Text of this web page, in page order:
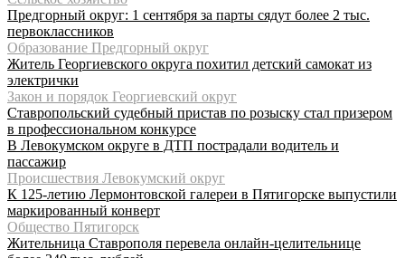
Предгорный округ: 1 сентября за парты сядут более 2 тыс.
первоклассников
Образование Предгорный округ
Житель Георгиевского округа похитил детский самокат из
электрички
Закон и порядок Георгиевский округ
Ставропольский судебный пристав по розыску стал призером
в профессиональном конкурсе
В Левокумском округе в ДТП пострадали водитель и
пассажир
Происшествия Левокумский округ
К 125-летию Лермонтовской галереи в Пятигорске выпустили
маркированный конверт
Общество Пятигорск
Жительница Ставрополя перевела онлайн-целительнице